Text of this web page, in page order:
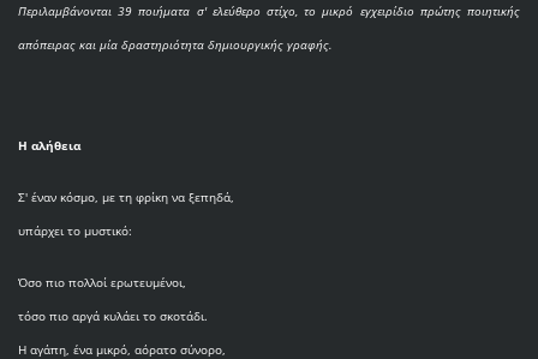
Περιλαμβάνονται 39 ποιήματα σ' ελεύθερο στίχο, το μικρό εγχειρίδιο πρώτης ποιητικής
απόπειρας και μία δραστηριότητα δημιουργικής γραφής.
Η αλήθεια
Σ' έναν κόσμο, με τη φρίκη να ξεπηδά,
υπάρχει το μυστικό:
Όσο πιο πολλοί ερωτευμένοι,
τόσο πιο αργά κυλάει το σκοτάδι.
Η αγάπη, ένα μικρό, αόρατο σύνορο,